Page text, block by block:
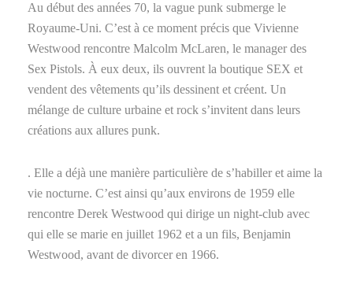
Au début des années 70, la vague punk submerge le
Royaume-Uni. C’est à ce moment précis que Vivienne
Westwood rencontre Malcolm McLaren, le manager des
Sex Pistols. À eux deux, ils ouvrent la boutique SEX et
vendent des vêtements qu’ils dessinent et créent. Un
mélange de culture urbaine et rock s’invitent dans leurs
créations aux allures punk.
. Elle a déjà une manière particulière de s’habiller et aime la
vie nocturne. C’est ainsi qu’aux environs de 1959 elle
rencontre Derek Westwood qui dirige un night-club avec
qui elle se marie en juillet 1962 et a un fils, Benjamin
Westwood, avant de divorcer en 1966.